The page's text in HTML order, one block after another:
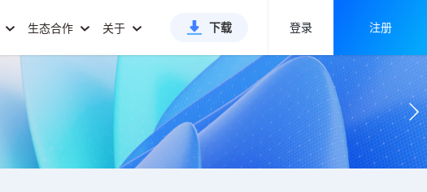
生态合作 关于 下载 登录 注册